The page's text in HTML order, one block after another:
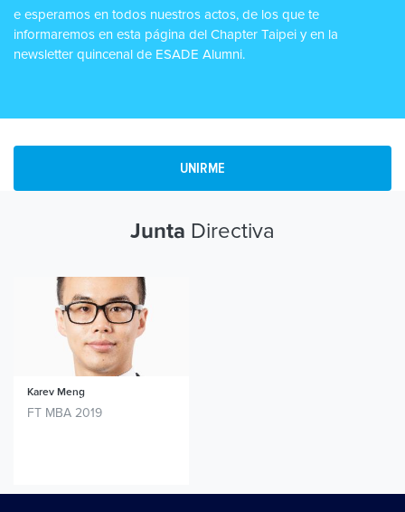
e esperamos en todos nuestros actos, de los que te
informaremos en esta página del Chapter Taipei y en la
newsletter quincenal de ESADE Alumni.
UNIRME
Junta Directiva
Karev Meng
FT MBA 2019